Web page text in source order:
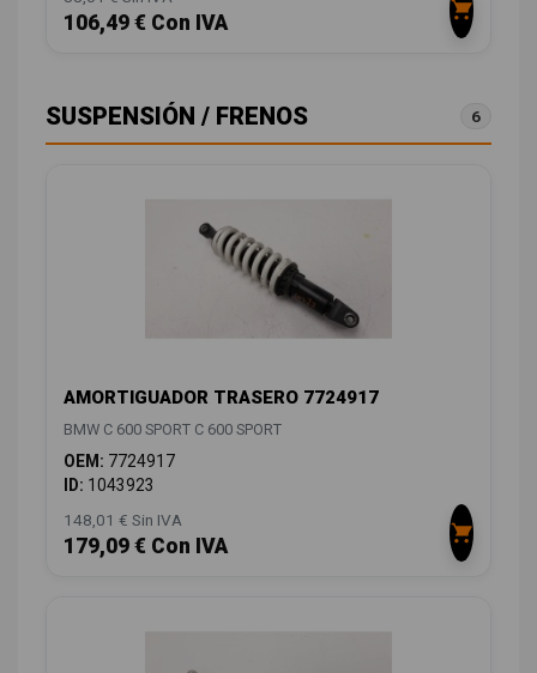
106,49 € Con IVA
SUSPENSIÓN / FRENOS 6
AMORTIGUADOR TRASERO 7724917
BMW C 600 SPORT C 600 SPORT
OEM: 7724917
ID: 1043923
148,01 € Sin IVA
179,09 € Con IVA